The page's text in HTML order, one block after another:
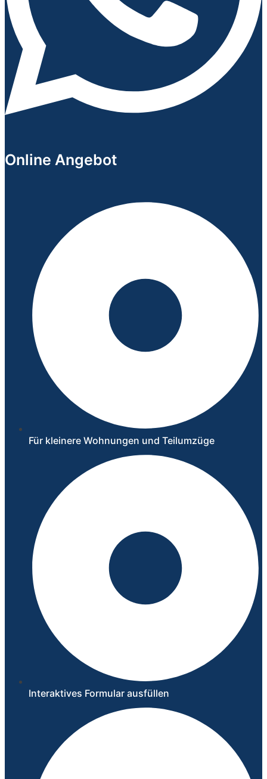
Online Angebot
Für kleinere Wohnungen und Teilumzüge
Interaktives Formular ausfüllen